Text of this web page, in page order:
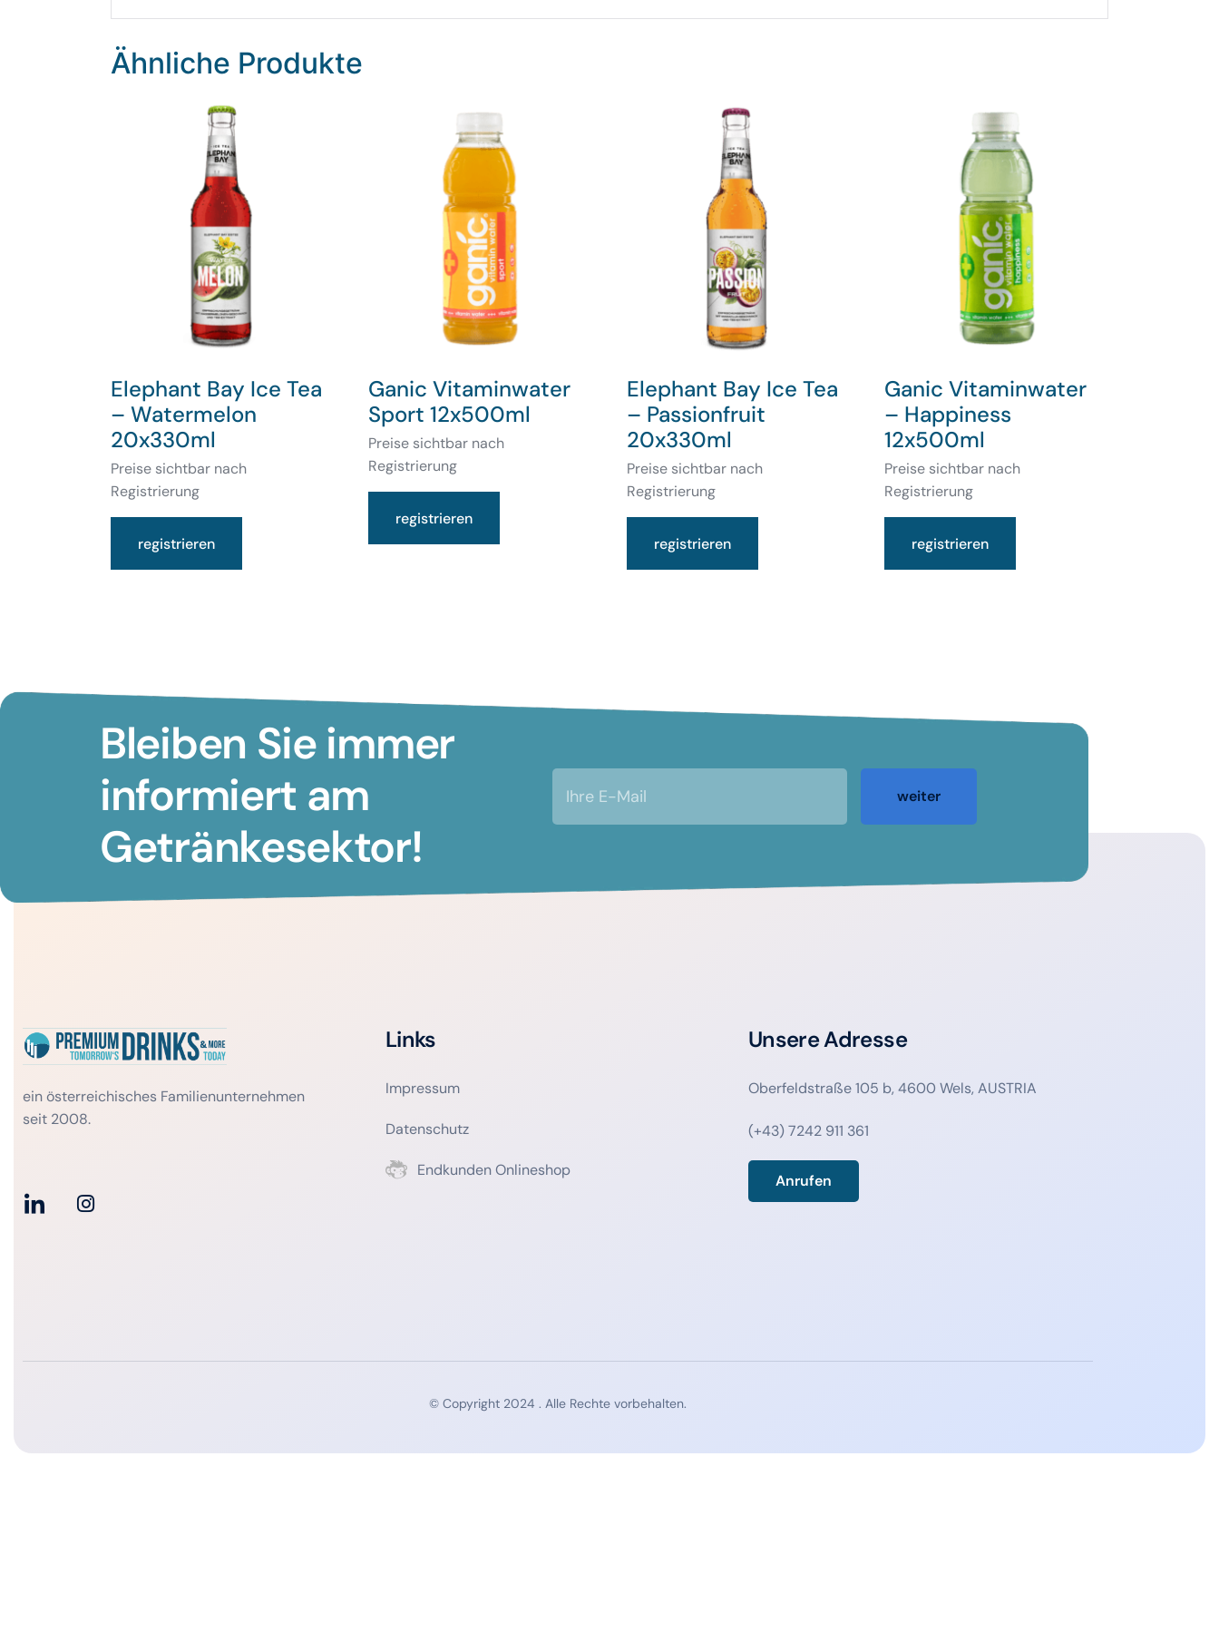
Ähnliche Produkte
Elephant Bay Ice Tea
– Watermelon
20x330ml
Preise sichtbar nach
Registrierung
registrieren
Ganic Vitaminwater
Sport 12x500ml
Preise sichtbar nach
Registrierung
registrieren
Elephant Bay Ice Tea
– Passionfruit
20x330ml
Preise sichtbar nach
Registrierung
registrieren
Ganic Vitaminwater
– Happiness
12x500ml
Preise sichtbar nach
Registrierung
registrieren
Bleiben Sie immer
informiert am
Getränkesektor!
weiter
ein österreichisches Familienunternehmen
seit 2008.
Links
Impressum
Datenschutz
Endkunden Onlineshop
Unsere Adresse
Oberfeldstraße 105 b, 4600 Wels, AUSTRIA
(+43) 7242 911 361
Anrufen
© Copyright 2024 . Alle Rechte vorbehalten.